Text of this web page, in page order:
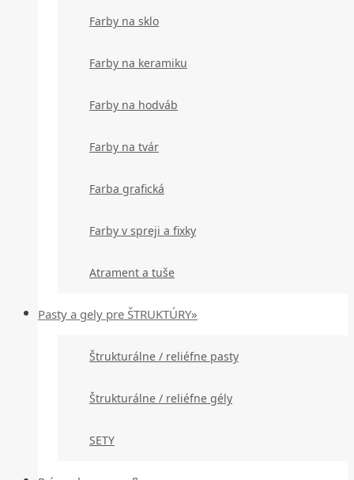
Farby na sklo
Farby na keramiku
Farby na hodváb
Farby na tvár
Farba grafická
Farby v spreji a fixky
Atrament a tuše
Pasty a gely pre ŠTRUKTÚRY»
Štrukturálne / reliéfne pasty
Štrukturálne / reliéfne gély
SETY